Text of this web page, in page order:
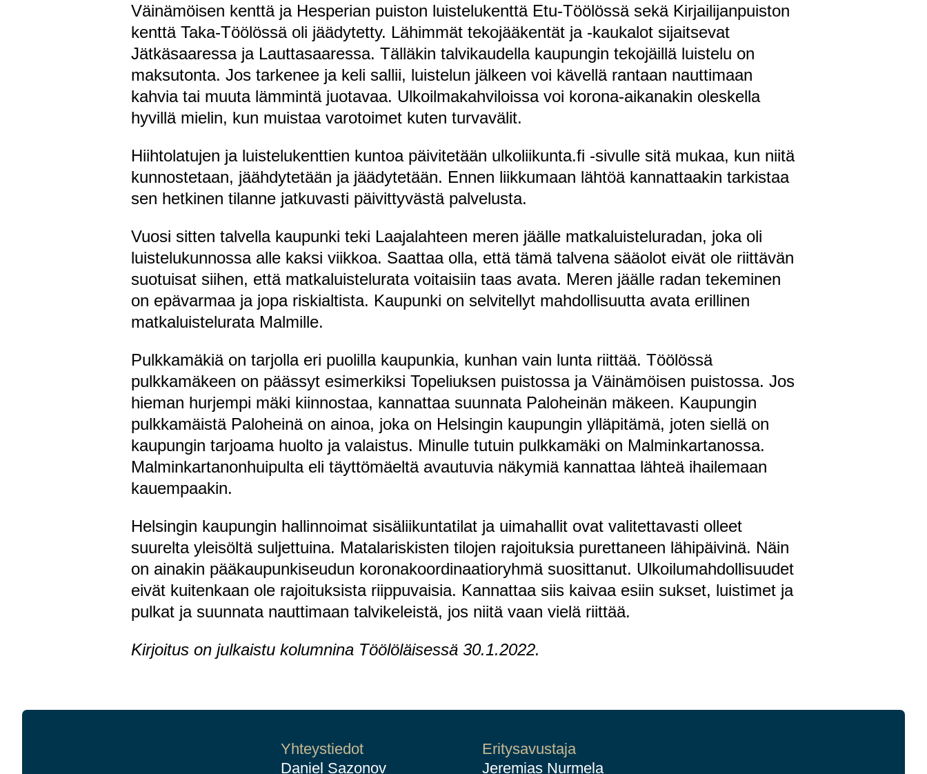
Väinämöisen kenttä ja Hesperian puiston luistelukenttä Etu-Töölössä sekä Kirjailijanpuiston
kenttä Taka-Töölössä oli jäädytetty. Lähimmät tekojääkentät ja -kaukalot sijaitsevat
Jätkäsaaressa ja Lauttasaaressa. Tälläkin talvikaudella kaupungin tekojäillä luistelu on
maksutonta. Jos tarkenee ja keli sallii, luistelun jälkeen voi kävellä rantaan nauttimaan
kahvia tai muuta lämmintä juotavaa. Ulkoilmakahviloissa voi korona-aikanakin oleskella
hyvillä mielin, kun muistaa varotoimet kuten turvavälit.
Hiihtolatujen ja luistelukenttien kuntoa päivitetään ulkoliikunta.fi -sivulle sitä mukaa, kun niitä
kunnostetaan, jäähdytetään ja jäädytetään. Ennen liikkumaan lähtöä kannattaakin tarkistaa
sen hetkinen tilanne jatkuvasti päivittyvästä palvelusta.
Vuosi sitten talvella kaupunki teki Laajalahteen meren jäälle matkaluisteluradan, joka oli
luistelukunnossa alle kaksi viikkoa. Saattaa olla, että tämä talvena sääolot eivät ole riittävän
suotuisat siihen, että matkaluistelurata voitaisiin taas avata. Meren jäälle radan tekeminen
on epävarmaa ja jopa riskialtista. Kaupunki on selvitellyt mahdollisuutta avata erillinen
matkaluistelurata Malmille.
Pulkkamäkiä on tarjolla eri puolilla kaupunkia, kunhan vain lunta riittää. Töölössä
pulkkamäkeen on päässyt esimerkiksi Topeliuksen puistossa ja Väinämöisen puistossa. Jos
hieman hurjempi mäki kiinnostaa, kannattaa suunnata Paloheinän mäkeen. Kaupungin
pulkkamäistä Paloheinä on ainoa, joka on Helsingin kaupungin ylläpitämä, joten siellä on
kaupungin tarjoama huolto ja valaistus. Minulle tutuin pulkkamäki on Malminkartanossa.
Malminkartanonhuipulta eli täyttömäeltä avautuvia näkymiä kannattaa lähteä ihailemaan
kauempaakin.
Helsingin kaupungin hallinnoimat sisäliikuntatilat ja uimahallit ovat valitettavasti olleet
suurelta yleisöltä suljettuina. Matalariskisten tilojen rajoituksia purettaneen lähipäivinä. Näin
on ainakin pääkaupunkiseudun koronakoordinaatioryhmä suosittanut. Ulkoilumahdollisuudet
eivät kuitenkaan ole rajoituksista riippuvaisia. Kannattaa siis kaivaa esiin sukset, luistimet ja
pulkat ja suunnata nauttimaan talvikeleistä, jos niitä vaan vielä riittää.
Kirjoitus on julkaistu kolumnina Töölöläisessä 30.1.2022.
Yhteystiedot
Daniel Sazonov
Eritysavustaja
Jeremias Nurmela